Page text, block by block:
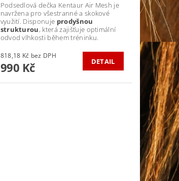
Podsedlová dečka Kentaur Air Mesh je
navržena pro všestranné a skokové
využití. Disponuje prodyšnou
strukturou, která zajišťuje optimální
odvod vlhkosti během tréninku.
818,18 Kč bez DPH
990 Kč DETAIL